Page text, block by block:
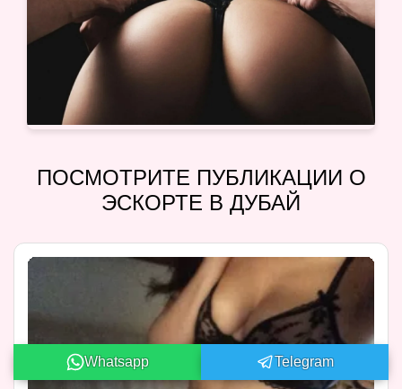
ПОСМОТРИТЕ ПУБЛИКАЦИИ О
ЭСКОРТЕ В ДУБАЙ
Whatsapp Telegram